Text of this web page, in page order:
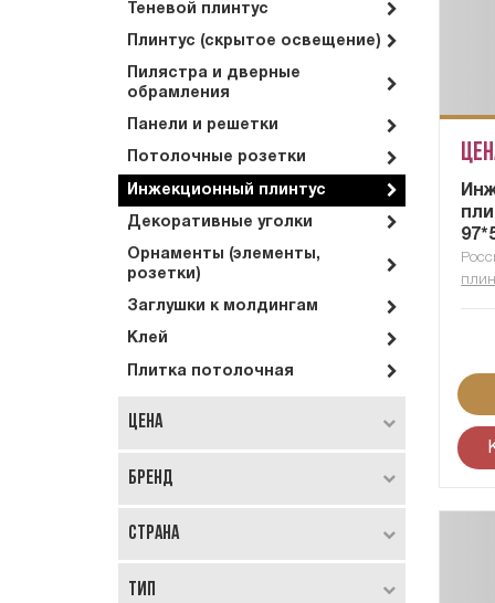
Теневой плинтус
Плинтус (скрытое освещение)
Пилястра и дверные
обрамления
Панели и решетки
Потолочные розетки
Инжекционный плинтус
Декоративные уголки
Орнаменты (элементы,
розетки)
Заглушки к молдингам
Клей
Плитка потолочная
Цена
Бренд
Страна
Тип